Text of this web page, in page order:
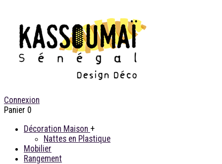
Connexion
Panier 0
Décoration Maison +
Nattes en Plastique
Mobilier
Rangement